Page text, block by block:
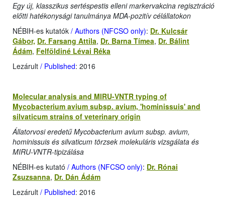
Egy új, klasszikus sertéspestis elleni markervakcina regisztráció
előtti hatékonysági tanulmánya MDA-pozitív célállatokon
NÉBIH-es kutatók / Authors (NFCSO only): Dr. Kulcsár
Gábor, Dr. Farsang Attila, Dr. Barna Tímea, Dr. Bálint
Ádám, Felföldiné Lévai Réka
Lezárult / Published: 2016
Molecular analysis and MIRU-VNTR typing of
Mycobacterium avium subsp. avium, 'hominissuis' and
silvaticum strains of veterinary origin
Állatorvosi eredetű Mycobacterium avium subsp. avium,
hominissuis és silvaticum törzsek molekuláris vizsgálata és
MIRU-VNTR-tipizálása
NÉBIH-es kutató / Authors (NFCSO only): Dr. Rónai
Zsuzsanna, Dr. Dán Ádám
Lezárult / Published: 2016